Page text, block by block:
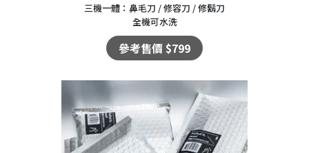
三機一體：鼻毛刀 / 修容刀 / 修鬍刀
全機可水洗
參考售價 $799